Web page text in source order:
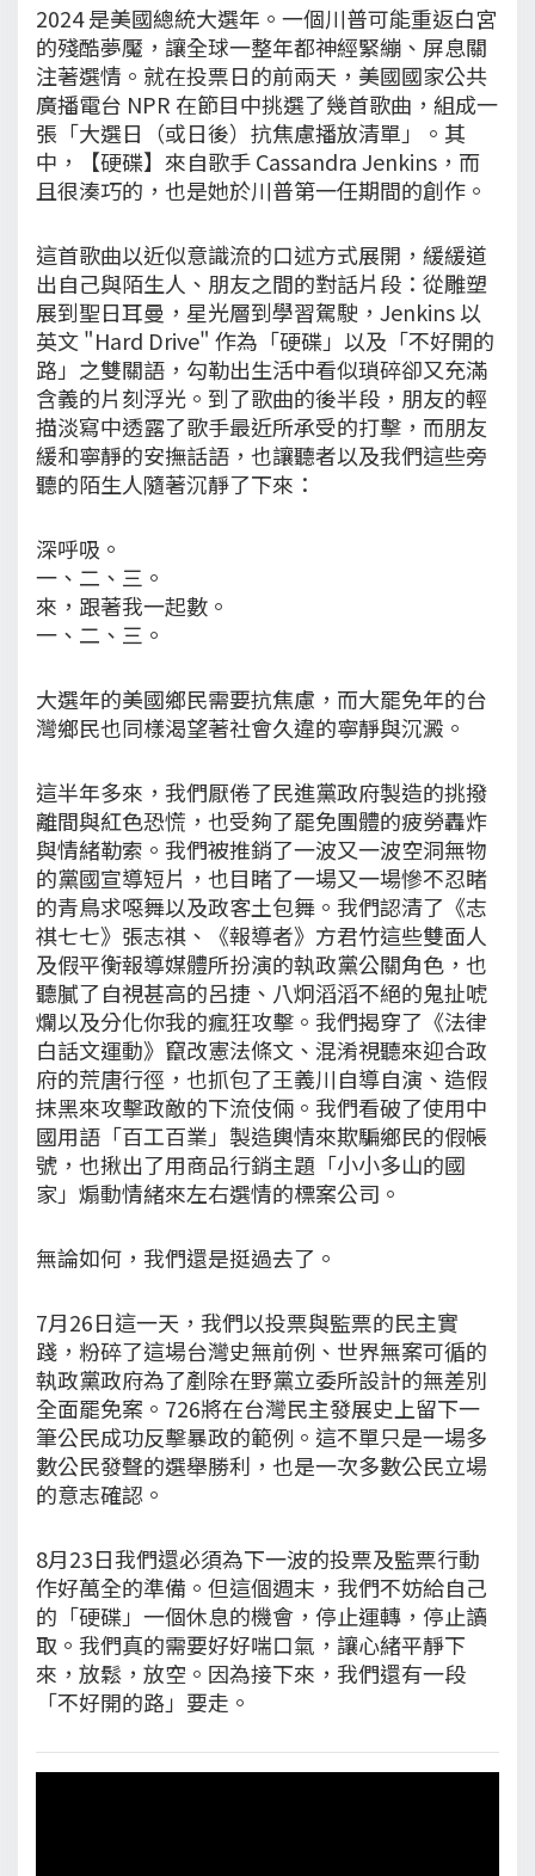
2024 是美國總統大選年。一個川普可能重返白宮
的殘酷夢魘，讓全球一整年都神經緊繃、屏息關
注著選情。就在投票日的前兩天，美國國家公共
廣播電台 NPR 在節目中挑選了幾首歌曲，組成一
張「大選日（或日後）抗焦慮播放清單」。其
中，【硬碟】來自歌手 Cassandra Jenkins，而
且很湊巧的，也是她於川普第一任期間的創作。
這首歌曲以近似意識流的口述方式展開，緩緩道
出自己與陌生人、朋友之間的對話片段：從雕塑
展到聖日耳曼，星光層到學習駕駛，Jenkins 以
英文 "Hard Drive" 作為「硬碟」以及「不好開的
路」之雙關語，勾勒出生活中看似瑣碎卻又充滿
含義的片刻浮光。到了歌曲的後半段，朋友的輕
描淡寫中透露了歌手最近所承受的打擊，而朋友
緩和寧靜的安撫話語，也讓聽者以及我們這些旁
聽的陌生人隨著沉靜了下來：
深呼吸。
一、二、三。
來，跟著我一起數。
一、二、三。
大選年的美國鄉民需要抗焦慮，而大罷免年的台
灣鄉民也同樣渴望著社會久違的寧靜與沉澱。
這半年多來，我們厭倦了民進黨政府製造的挑撥
離間與紅色恐慌，也受夠了罷免團體的疲勞轟炸
與情緒勒索。我們被推銷了一波又一波空洞無物
的黨國宣導短片，也目睹了一場又一場慘不忍睹
的青鳥求噁舞以及政客土包舞。我們認清了《志
祺七七》張志祺、《報導者》方君竹這些雙面人
及假平衡報導媒體所扮演的執政黨公關角色，也
聽膩了自視甚高的呂捷、八炯滔滔不絕的鬼扯唬
爛以及分化你我的瘋狂攻擊。我們揭穿了《法律
白話文運動》竄改憲法條文、混淆視聽來迎合政
府的荒唐行徑，也抓包了王義川自導自演、造假
抹黑來攻擊政敵的下流伎倆。我們看破了使用中
國用語「百工百業」製造輿情來欺騙鄉民的假帳
號，也揪出了用商品行銷主題「小小多山的國
家」煽動情緒來左右選情的標案公司。
無論如何，我們還是挺過去了。
7月26日這一天，我們以投票與監票的民主實
踐，粉碎了這場台灣史無前例、世界無案可循的
執政黨政府為了剷除在野黨立委所設計的無差別
全面罷免案。726將在台灣民主發展史上留下一
筆公民成功反擊暴政的範例。這不單只是一場多
數公民發聲的選舉勝利，也是一次多數公民立場
的意志確認。
8月23日我們還必須為下一波的投票及監票行動
作好萬全的準備。但這個週末，我們不妨給自己
的「硬碟」一個休息的機會，停止運轉，停止讀
取。我們真的需要好好喘口氣，讓心緒平靜下
來，放鬆，放空。因為接下來，我們還有一段
「不好開的路」要走。